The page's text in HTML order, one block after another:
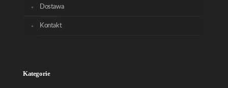
Dostawa
Kontakt
Kategorie